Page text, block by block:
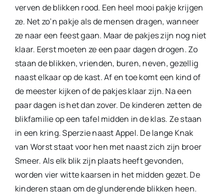
verven de blikken rood. Een heel mooi pakje krijgen
ze. Net zo’n pakje als de mensen dragen, wanneer
ze naar een feest gaan. Maar de pakjes zijn nog niet
klaar. Eerst moeten ze een paar dagen drogen. Zo
staan de blikken, vrienden, buren, neven, gezellig
naast elkaar op de kast. Af en toe komt een kind of
de meester kijken of de pakjes klaar zijn. Na een
paar dagen is het dan zover. De kinderen zetten de
blikfamilie op een tafel midden in de klas. Ze staan
in een kring. Sperzie naast Appel. De lange Knak
van Worst staat voor hen met naast zich zijn broer
Smeer. Als elk blik zijn plaats heeft gevonden,
worden vier witte kaarsen in het midden gezet. De
kinderen staan om de glunderende blikken heen.